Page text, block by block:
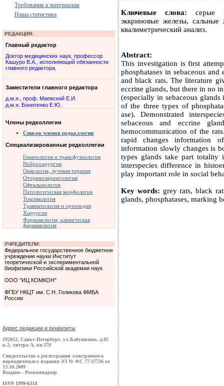
Требования к материалам
Наша статистика
РЕДАКЦИЯ:
Главный редактор
Доктор медицинских наук, профессор
Кашуро В.А., исполняющий обязанности
главного редактора.
Заместители главного редактора
д.м.н., проф. Маевский Е.И.
д.м.н. Бонитенко Е.Ю.
Члены редколлегии
Список членов редколлегии
Специализированные редколлегии
Гематология и трансфузиология
Нейрохирургия
Онкология, лучевая терапия
Оториноларингология
Офтальмология
Патологическая морфология
Токсикология
Травматология и ортопедия
Хирургия
Фармакология, клиническая
фармакология
УЧРЕДИТЕЛИ:
Федеральное государственное бюджетное
учреждение науки Институт
теоретической и экспериментальной
биофизики Российской академии наук
ООО "ИЦ КОМКОН"
ФГБУ НКЦТ им. С.Н. Голикова ФМБА
России
Адрес редакции и реквизиты
192012, Санкт-Петербург, ул.Бабушкина, д.82
к.2, литера А, кв.378
Свидетельство о регистрации электронного
периодического издания ЭЛ № ФС 77-37726 от
13.10.2009
Выдано - Роскомнадзор
ISSN 1999-6314
Ключевые слова: серые
эккриновые железы,
квалиметрический анализ.
Abstract:
This investigation is first
phosphatases in sebaceous
and black rats. The literature
eccrine glands, but there in no
(especially in sebaceous
of the three types of
ase). Demonstrated
sebaceous and eccrine
hemocommunication of the
rapid changes information
information slowly changes is
types glands take part totality
interspecies difference in
play important role in social
Key words: grey rats, black
glands, phosphatases, marking